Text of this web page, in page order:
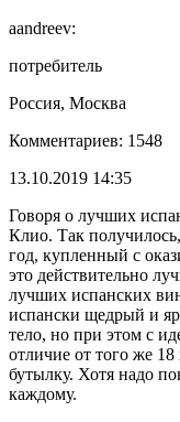
aandreev:
потребитель
Россия, Москва
Комментариев: 1548
13.10.2019 14:35
Говоря о лучших
Клио. Так
год, купленный с
это действительно
лучших испанских
испански щедрый и
тело, но при этом с
отличие от того же
бутылку. Хотя надо
каждому.